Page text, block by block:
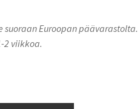
suoraan Euroopan päävarastolta.
2 viikkoa.